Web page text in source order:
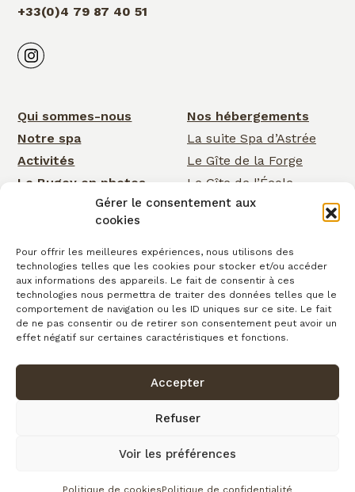
Gérer le consentement aux
cookies
Pour offrir les meilleures expériences, nous utilisons des
technologies telles que les cookies pour stocker et/ou accéder
aux informations des appareils. Le fait de consentir à ces
technologies nous permettra de traiter des données telles que le
comportement de navigation ou les ID uniques sur ce site. Le fait
de ne pas consentir ou de retirer son consentement peut avoir un
effet négatif sur certaines caractéristiques et fonctions.
Accepter
Refuser
Voir les préférences
Politique de cookiesPolitique de confidentialité
+33(0)4 79 87 40 51
Qui sommes-nous
Notre spa
Activités
Le Bugey en photos
Nos services
Événementiel
Actualités
Cartes cadeaux
Contact
Nos hébergements
La suite Spa d’Astrée
Le Gîte de la Forge
Le Gîte de l’École
Le Gîte de la Cascade
La Chambre de la
Cascade
La Chambre d’Astrée
Le Gîte de
Clairefontaine
Conditions générales de vente
Plan du site
fait avec par l’Agence IDCOM